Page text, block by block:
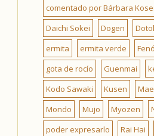
comentado por Bárbara
Daichi Sokei
Dogen
ermita
ermita verde
gota de rocío
Guenmai
Kodo Sawaki
Kusen
Mondo
Mujo Myozen
poder expresarlo
Rai Hai